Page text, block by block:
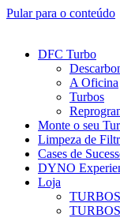
Pular para o conteúdo
DFC Turbo
A Oficina
Turbos
Monte o seu
Limpeza de
Cases de
DYNO
Loja